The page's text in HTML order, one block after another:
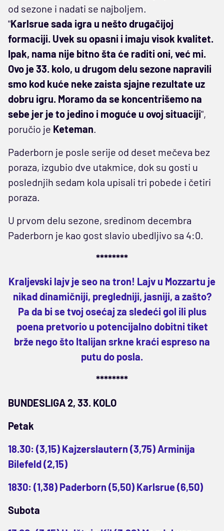
od sezone i nadati se najboljem.
"Karlsrue sada igra u nešto drugačijoj
formaciji. Uvek su opasni i imaju visok kvalitet.
Ipak, nama nije bitno šta će raditi oni, već mi.
Ovo je 33. kolo, u drugom delu sezone napravili
smo kod kuće neke zaista sjajne rezultate uz
dobru igru. Moramo da se koncentrišemo na
sebe jer je to jedino i moguće u ovoj situaciji",
poručio je Keteman.
Paderborn je posle serije od deset mečeva bez
poraza, izgubio dve utakmice, dok su gosti u
poslednjih sedam kola upisali tri pobede i četiri
poraza.
U prvom delu sezone, sredinom decembra
Paderborn je kao gost slavio ubedljivo sa 4:0.
********
Kraljevski lajv je seo na tron! Lajv u Mozzartu je
nikad dinamičniji, pregledniji, jasniji, a zašto?
Pa da bi se tvoj osećaj za sledeći gol ili plus
poena pretvorio u potencijalno dobitni tiket
brže nego što Italijan srkne kraći espreso na
putu do posla.
********
BUNDESLIGA 2, 33. KOLO
Petak
18.30: (3,15) Kajzerslautern (3,75) Arminija
Bilefeld (2,15)
1830: (1,38) Paderborn (5,50) Karlsrue (6,50)
Subota